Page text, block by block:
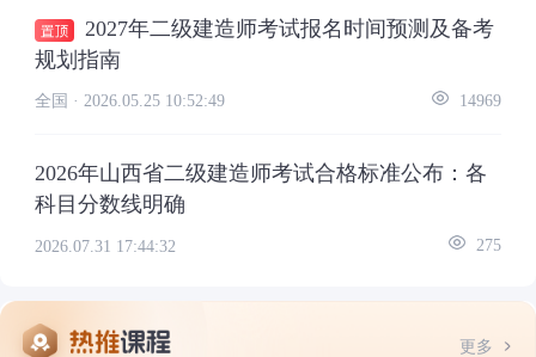
2027年二级建造师考试报名时间预测及备考
规划指南
全国 · 2026.05.25 10:52:49 14969
2026年山西省二级建造师考试合格标准公布：各
科目分数线明确
2026.07.31 17:44:32 275
更多